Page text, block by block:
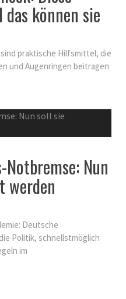
können sie
praktische Hilfsmittel, die
und Augenringen beitragen
Notbremse: Nun
werden
Deutsche
Politik, schnellstmöglich
im